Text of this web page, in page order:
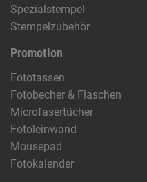
Spezialstempel
Stempelzubehör
Promotion
Fototassen
Fotobecher & Flaschen
Microfasertücher
Fotoleinwand
Mousepad
Fotokalender